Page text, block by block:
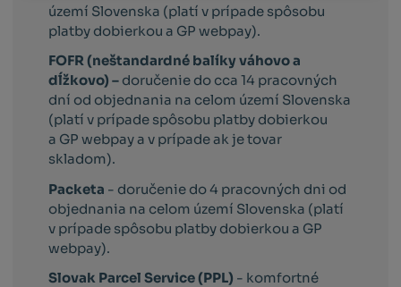
území Slovenska (platí v prípade spôsobu
platby dobierkou a GP webpay).
FOFR (neštandardné balíky váhovo a
dĺžkovo) – doručenie do cca 14 pracovných
dní od objednania na celom území Slovenska
(platí v prípade spôsobu platby dobierkou
a GP webpay a v prípade ak je tovar
skladom).
Packeta - doručenie do 4 pracovných dni od
objednania na celom území Slovenska (platí
v prípade spôsobu platby dobierkou a GP
webpay).
Slovak Parcel Service (PPL) - komfortné